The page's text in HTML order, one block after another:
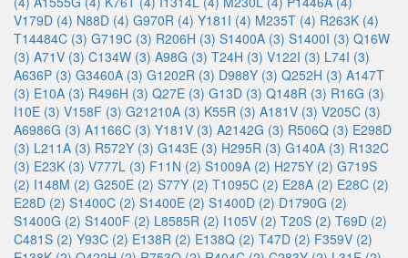
V179D (4) N88D (4) G970R (4) Y181I (4) M235T (4) R263K (4)
T14484C (3) G719C (3) R206H (3) S1400A (3) S1400I (3) Q16W
(3) A71V (3) C134W (3) A98G (3) T24H (3) V122I (3) L74I (3)
A636P (3) G3460A (3) G1202R (3) D988Y (3) Q252H (3) A147T
(3) E10A (3) R496H (3) Q27E (3) G13D (3) Q148R (3) R16G (3)
I10E (3) V158F (3) G21210A (3) K55R (3) A181V (3) V205C (3)
A6986G (3) A1166C (3) Y181V (3) A2142G (3) R506Q (3) E298D
(3) L211A (3) R572Y (3) G143E (3) H295R (3) G140A (3) R132C
(3) E23K (3) V777L (3) F11N (2) S1009A (2) H275Y (2) G719S
(2) I148M (2) G250E (2) S77Y (2) T1095C (2) E28A (2) E28C (2)
E28D (2) S1400C (2) S1400E (2) S1400D (2) D1790G (2)
S1400G (2) S1400F (2) L8585R (2) I105V (2) T20S (2) T69D (2)
C481S (2) Y93C (2) E138R (2) E138Q (2) T47D (2) F359V (2)